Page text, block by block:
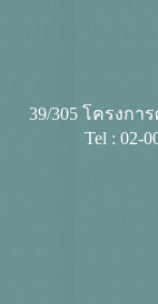
39/305 โครงก
Tel : 02-